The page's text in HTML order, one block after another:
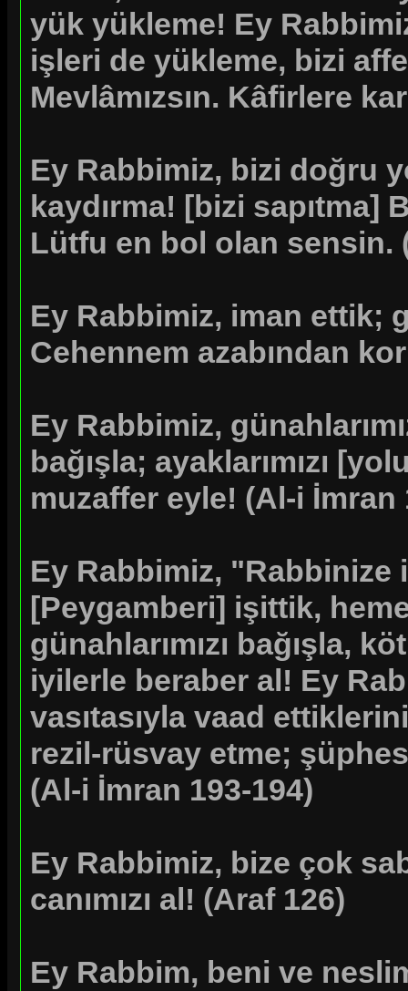
yük yükleme! Ey
işleri de yükleme, bizi
Mevlâmızsın. Kâfirlere
Ey Rabbimiz, bizi doğru
kaydırma! [bizi sapıtma]
Lütfu en bol olan sensin.
Ey Rabbimiz, iman ettik;
Cehennem azabından
Ey Rabbimiz,
bağışla; ayaklarımızı
muzaffer eyle! (Al-i İmran
Ey Rabbimiz, "Rabbinize
[Peygamberi] işittik,
günahlarımızı bağışla,
iyilerle beraber al! Ey
vasıtasıyla vaad
rezil-rüsvay etme;
(Al-i İmran 193-194)
Ey Rabbimiz, bize çok
canımızı al! (Araf 126)
Ey Rabbim, beni ve